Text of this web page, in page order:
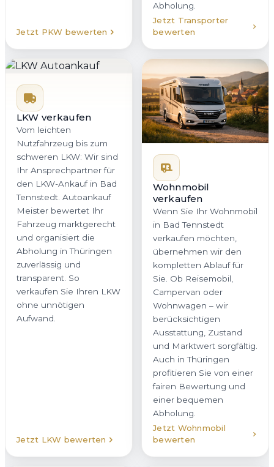
Jetzt PKW bewerten
Abholung.
Jetzt Transporter
bewerten
LKW verkaufen
Vom leichten
Nutzfahrzeug bis zum
schweren LKW: Wir sind
Ihr Ansprechpartner für
den LKW-Ankauf in Bad
Tennstedt. Autoankauf
Meister bewertet Ihr
Fahrzeug marktgerecht
und organisiert die
Abholung in Thüringen
zuverlässig und
transparent. So
verkaufen Sie Ihren LKW
ohne unnötigen
Aufwand.
Jetzt LKW bewerten
Wohnmobil
verkaufen
Wenn Sie Ihr Wohnmobil
in Bad Tennstedt
verkaufen möchten,
übernehmen wir den
kompletten Ablauf für
Sie. Ob Reisemobil,
Campervan oder
Wohnwagen – wir
berücksichtigen
Ausstattung, Zustand
und Marktwert sorgfältig.
Auch in Thüringen
profitieren Sie von einer
fairen Bewertung und
einer bequemen
Abholung.
Jetzt Wohnmobil
bewerten